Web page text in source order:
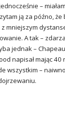
–
ją za późno, że
mniejszym
A tak –
jednak –
napisał mając 40
wszystkim –